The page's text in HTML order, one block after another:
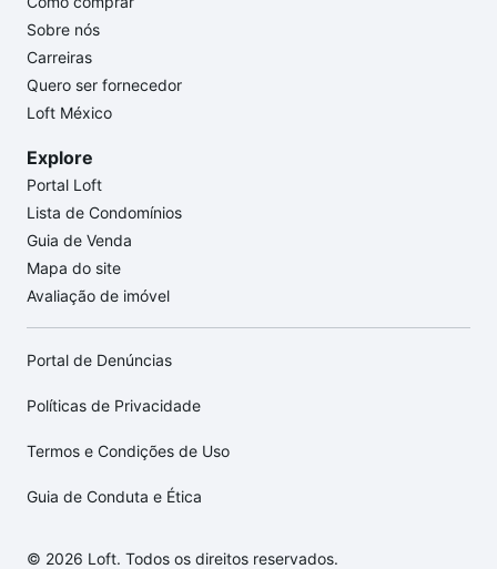
Sobre nós
Carreiras
Quero ser fornecedor
Loft México
Explore
Portal Loft
Lista de Condomínios
Guia de Venda
Mapa do site
Avaliação de imóvel
Portal de Denúncias
Políticas de Privacidade
Termos e Condições de Uso
Guia de Conduta e Ética
© 2026 Loft. Todos os direitos reservados.